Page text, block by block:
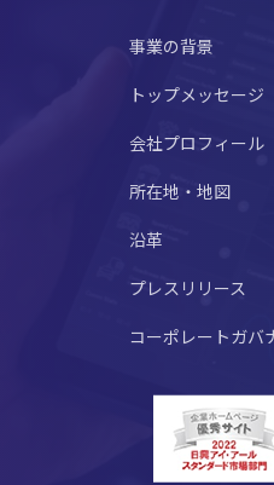
事業の背景
トップメッセージ
会社プロフィール
所在地・地図
沿革
プレスリリース
コーポレートガバ